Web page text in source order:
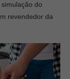
do
revendedor da